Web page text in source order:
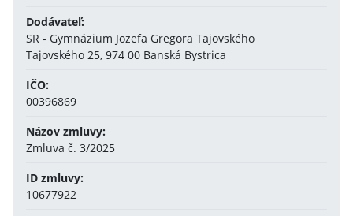
Dodávateľ:
SR - Gymnázium Jozefa Gregora Tajovského
Tajovského 25, 974 00 Banská Bystrica
IČO:
00396869
Názov zmluvy:
Zmluva č. 3/2025
ID zmluvy:
10677922